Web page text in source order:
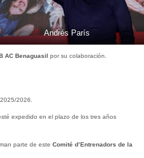
Andrés París
AC Benaguasil por su colaboración.
2026.
expedido en el plazo de los tres años
parte de este Comité d’Entrenadors de la